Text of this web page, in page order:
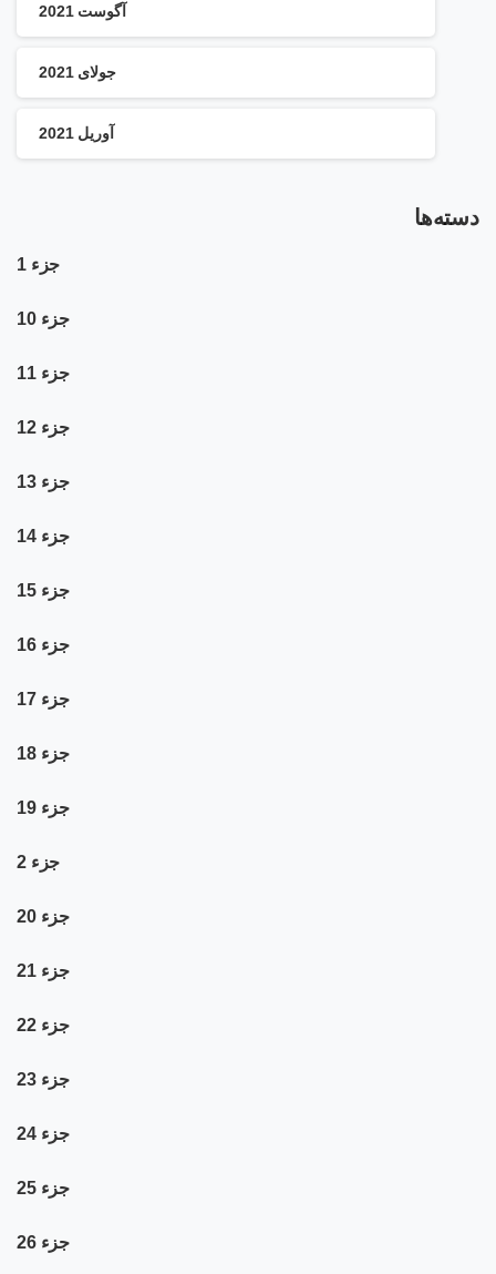
آگوست 2021
جولای 2021
آوریل 2021
دسته‌ها
جزء 1
جزء 10
جزء 11
جزء 12
جزء 13
جزء 14
جزء 15
جزء 16
جزء 17
جزء 18
جزء 19
جزء 2
جزء 20
جزء 21
جزء 22
جزء 23
جزء 24
جزء 25
جزء 26